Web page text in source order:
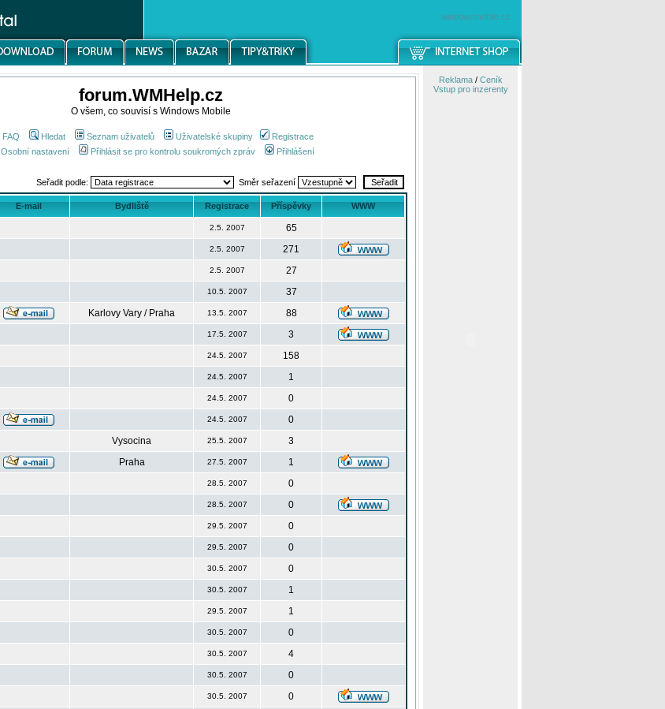
windowsmobile.cz
forum.WMHelp.cz
O všem, co souvisí s Windows Mobile
FAQ Hledat Seznam uživatelů Uživatelské skupiny
Registrace
Osobní nastavení
Přihlásit se pro kontrolu soukromých zpráv Přihlášení
Seřadit podle: Směr seřazení
E-mail Bydliště Registrace Příspěvky WWW
2.5. 2007
65
2.5. 2007
271
2.5. 2007
27
10.5. 2007
37
Karlovy Vary / Praha 13.5. 2007
88
17.5. 2007
3
24.5. 2007
158
24.5. 2007
1
24.5. 2007
0
24.5. 2007
0
Vysocina 25.5. 2007
3
Praha 27.5. 2007
1
28.5. 2007
0
28.5. 2007
0
29.5. 2007
0
29.5. 2007
0
30.5. 2007
0
30.5. 2007
1
29.5. 2007
1
30.5. 2007
0
30.5. 2007
4
30.5. 2007
0
30.5. 2007
0
Reklama/ Ceník
Vstup pro inzerenty